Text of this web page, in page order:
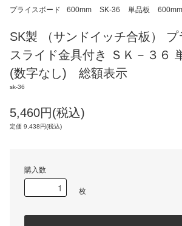
プライスボード 600mm SK-36 単品板 600mm
SK製 （サンドイッチ合板） プ
スライド金具付き ＳＫ－３６
(数字なし) 総額表示
sk-36
5,460円(税込)
定価 9,438円(税込)
購入数
枚